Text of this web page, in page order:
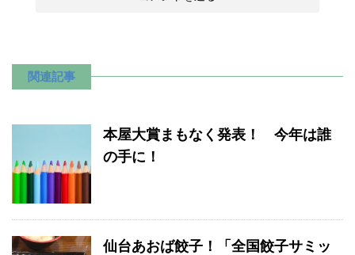
関連記事
本屋大賞まもなく発表！ 今年は誰
の手に！
仙台あおば餃子！「全国餃子サミッ